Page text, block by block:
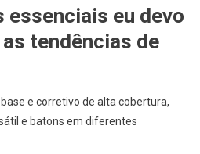
essenciais eu devo
tendências de
e corretivo de alta cobertura,
e batons em diferentes